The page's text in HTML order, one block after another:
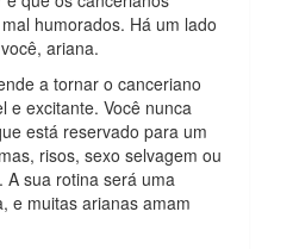
humorados. Há um lado
ariana.
a tornar o canceriano
e excitante. Você nunca
está reservado para um
risos, sexo selvagem ou
A sua rotina será uma
e muitas arianas amam